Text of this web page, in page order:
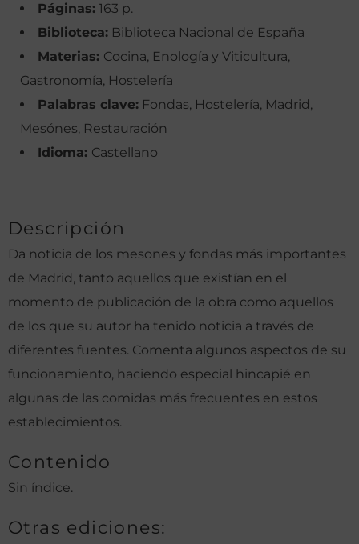
Páginas: 163 p.
Biblioteca: Biblioteca Nacional de España
Materias: Cocina, Enología y Viticultura,
Gastronomía, Hostelería
Palabras clave: Fondas, Hostelería, Madrid,
Mesónes, Restauración
Idioma: Castellano
Descripción
Da noticia de los mesones y fondas más importantes
de Madrid, tanto aquellos que existían en el
momento de publicación de la obra como aquellos
de los que su autor ha tenido noticia a través de
diferentes fuentes. Comenta algunos aspectos de su
funcionamiento, haciendo especial hincapié en
algunas de las comidas más frecuentes en estos
establecimientos.
Contenido
Sin índice.
Otras ediciones: